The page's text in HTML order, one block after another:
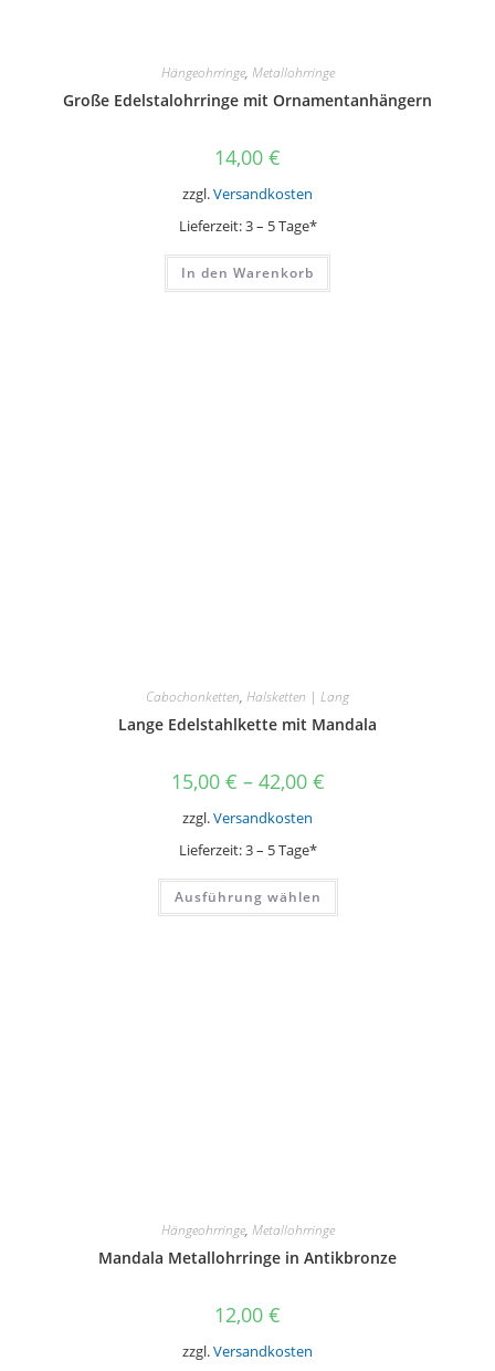
Hängeohrringe, Metallohrringe
Große Edelstalohrringe mit Ornamentanhängern
14,00 €
zzgl.Versandkosten
Lieferzeit:3 – 5 Tage*
In den Warenkorb
Cabochonketten, Halsketten | Lang
Lange Edelstahlkette mit Mandala
15,00 € – 42,00 €
zzgl.Versandkosten
Lieferzeit:3 – 5 Tage*
Ausführung wählen
Dieses
weist
Hängeohrringe, Metallohrringe
Mandala Metallohrringe in Antikbronze
12,00 €
zzgl.Versandkosten